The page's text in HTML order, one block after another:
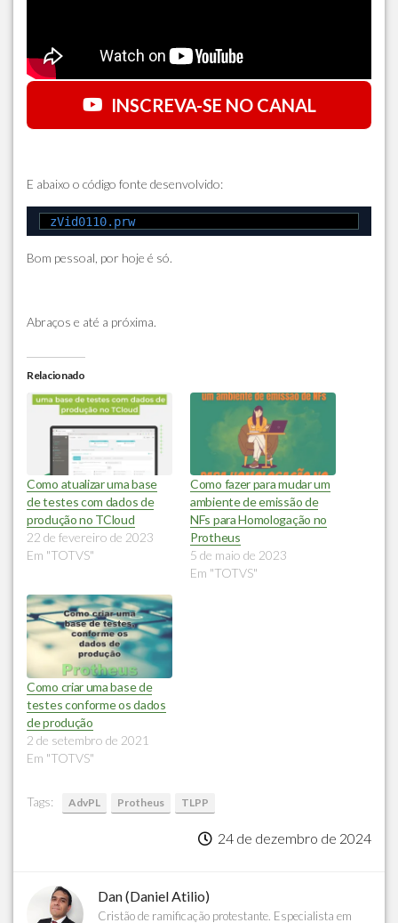
INSCREVA-SE NO CANAL
E abaixo o código fonte desenvolvido:
zVid0110.prw
Bom pessoal, por hoje é só.
Abraços e até a próxima.
Relacionado
Como atualizar uma base
de testes com dados de
produção no TCloud
22 de fevereiro de 2023
Em "TOTVS"
Como fazer para mudar um
ambiente de emissão de
NFs para Homologação no
Protheus
5 de maio de 2023
Em "TOTVS"
Como criar uma base de
testes conforme os dados
de produção
2 de setembro de 2021
Em "TOTVS"
Tags: AdvPL Protheus TLPP
24 de dezembro de 2024
Dan (Daniel Atilio)
Cristão de ramificação protestante. Especialista em